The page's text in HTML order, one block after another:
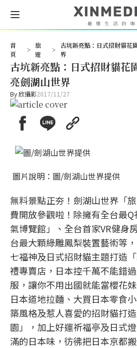
首
頁
>
旅
遊
>
古坑新亮點：日式招財貓花
界
古坑新亮點：日式招財貓花
亮劍湖山世界
By欣攝影2017/11/27
圖片說明：圖/劍湖山世界提供
無料景點正夯！劍湖山世界「
費開放參觀啦！除擁有全台最
氣博覽館」、全台首家VR健身
台最大顆綠雕鳳梨裝置藝術等
七福神及日式招財貓主題打造
禮專賣店，日本控千萬不能錯
服，讓你不用出國就能當櫻花
日本道地拉麵、大買日本零食
築風格及惹人喜愛的招財貓打
園」，加上好運祈福亭及日式
滿的日本味，彷彿把日本京都搬